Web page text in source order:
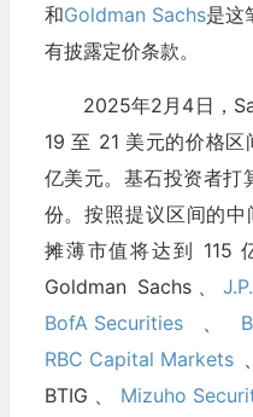
和Goldman Sachs是这
有披露定价条款。
2025年2月4日，
19 至 21 美元的价格
亿美元。基石投资者打
份。按照提议区间的
摊薄市值将达到 115
Goldman Sachs、
BofA Securities、
RBC Capital Markets
BTIG、 Mizuho